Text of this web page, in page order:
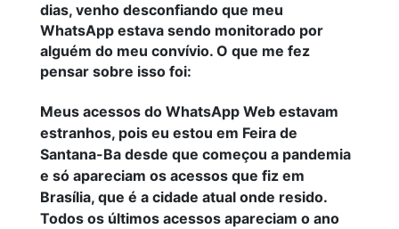
dias, venho desconfiando que meu
WhatsApp estava sendo monitorado por
alguém do meu convívio. O que me fez
pensar sobre isso foi:
Meus acessos do WhatsApp Web estavam
estranhos, pois eu estou em Feira de
Santana-Ba desde que começou a pandemia
e só apareciam os acessos que fiz em
Brasília, que é a cidade atual onde resido.
Todos os últimos acessos apareciam o ano